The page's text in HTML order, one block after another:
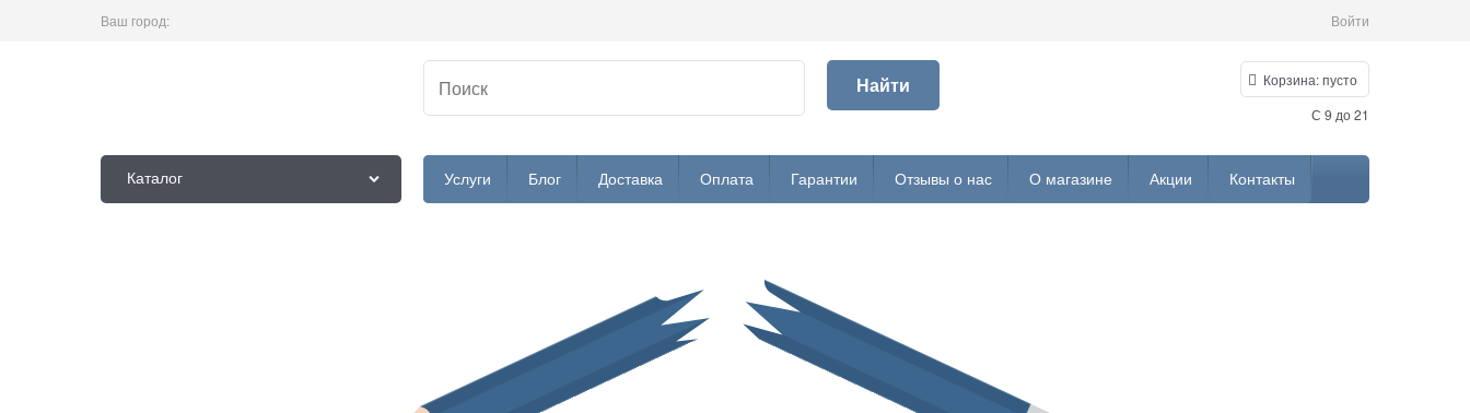
Ваш город: Войти
Найти Корзина:пусто
С 9 до 21
Каталог Услуги Блог Доставка Оплата Гарантии Отзывы о нас О магазине Акции Контакты